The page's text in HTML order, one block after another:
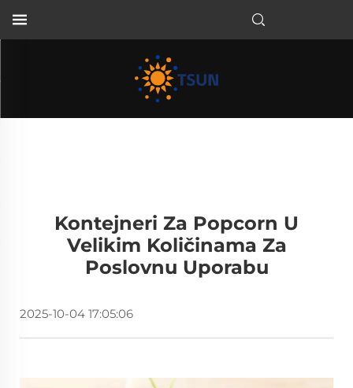
Kontejneri Za Popcorn U
Velikim Količinama Za
Poslovnu Uporabu
2025-10-04 17:05:06